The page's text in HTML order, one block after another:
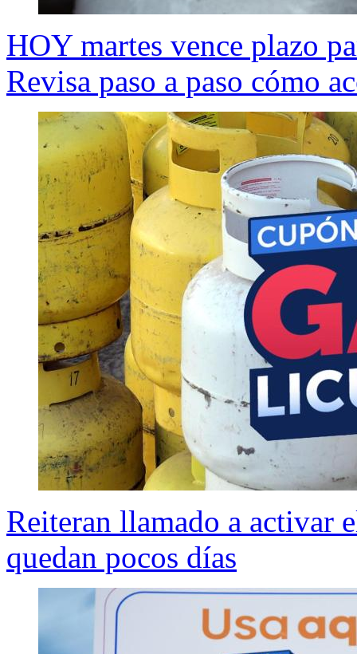
HOY martes vence plazo
Revisa paso a paso cómo
Reiteran llamado a activar
quedan pocos días